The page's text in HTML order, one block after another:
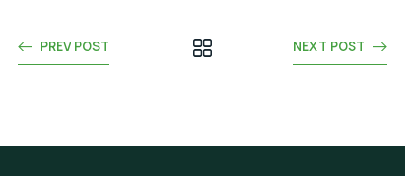
PREV POST NEXT POST